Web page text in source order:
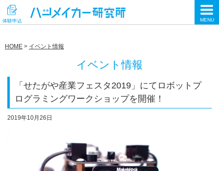
HOME > イベント情報
イベント情報
「せたがや産業フェスタ2019」にてロボットプ
ログラミングワークショップを開催！
2019年10月26日